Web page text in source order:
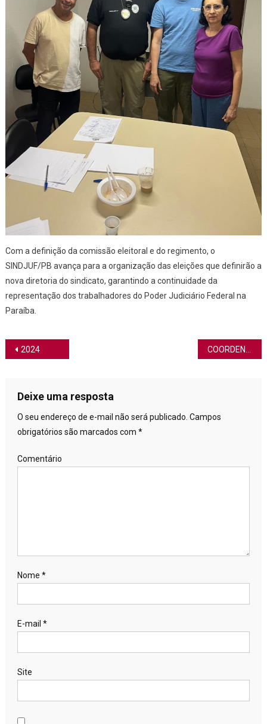
Com a definição da comissão eleitoral e do regimento, o
SINDJUF/PB avança para a organização das eleições que definirão a
nova diretoria do sindicato, garantindo a continuidade da
representação dos trabalhadores do Poder Judiciário Federal na
Paraíba.
Navegação de Post
2024
Deixe uma resposta
O seu endereço de e-mail não será publicado. Campos
obrigatórios são marcados com *
Comentário
Nome *
E-mail *
Site